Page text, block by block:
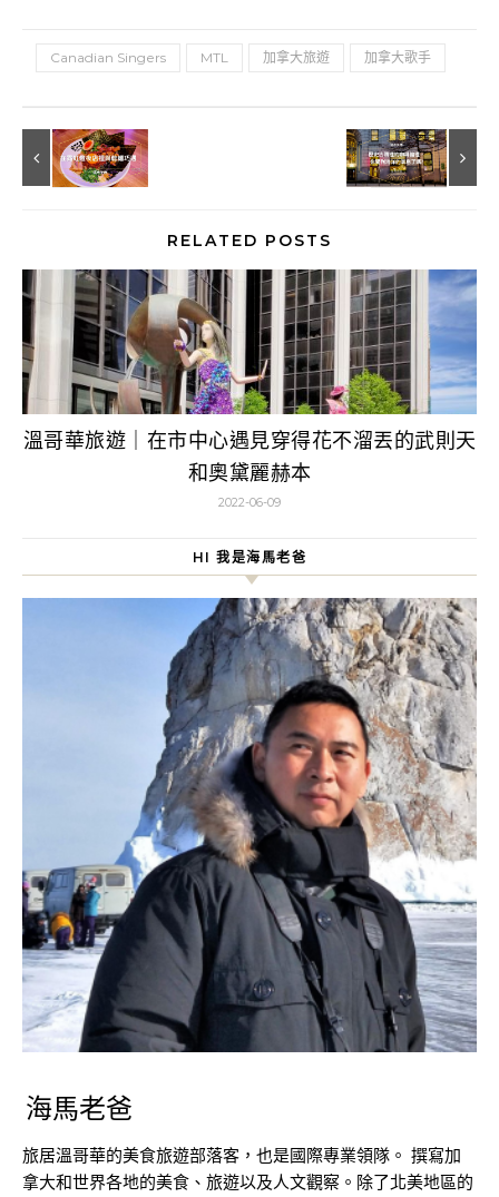
Canadian Singers MTL 加拿大旅遊 加拿大歌手
RELATED POSTS
溫哥華旅遊｜在市中心遇見穿得花不溜丟的武則天
和奧黛麗赫本
2022-06-09
HI 我是海馬老爸
海馬老爸
旅居溫哥華的美食旅遊部落客，也是國際專業領隊。 撰寫加
拿大和世界各地的美食、旅遊以及人文觀察。除了北美地區的